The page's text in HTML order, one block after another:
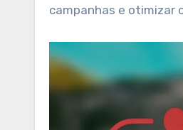
campanhas e otimizar